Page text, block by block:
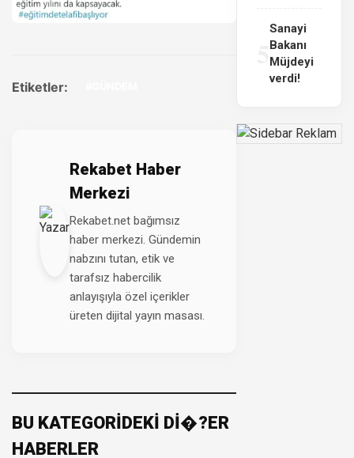
Etiketler:
Rekabet Haber
Merkezi
Rekabet.net bağımsız
haber merkezi. Gündemin
nabzını tutan, etik ve
tarafsız habercilik
anlayışıyla özel içerikler
üreten dijital yayın masası.
BU KATEGORİDEKİ Dİ�?ER
HABERLER
Sanayi
Bakanı
Müjdeyi
verdi!